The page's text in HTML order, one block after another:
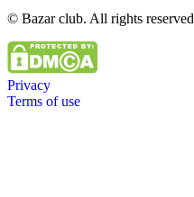
© Bazar club. All rights reserved
Privacy
Terms of use